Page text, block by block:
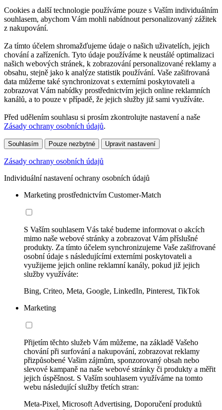
Cookies a další technologie používáme pouze s Vaším individuálním
souhlasem, abychom Vám mohli nabídnout personalizovaný zážitek
z nakupování.
Za tímto účelem shromažďujeme údaje o našich uživatelích, jejich
chování a zařízeních. Tyto údaje používáme k neustálé optimalizaci
našich webových stránek, k zobrazování personalizované reklamy a
obsahu, stejně jako k analýze statistik používání. Vaše zašifrovaná
data můžeme také synchronizovat s externími poskytovateli a
zobrazovat Vám nabídky prostřednictvím jejich online reklamních
kanálů, a to pouze v případě, že jejich služby již sami využíváte.
Před udělením souhlasu si prosím zkontrolujte nastavení a naše
Zásady ochrany osobních údajů.
Souhlasím Pouze nezbytné Upravit nastavení
Zásady ochrany osobních údajů
Individuální nastavení ochrany osobních údajů
Marketing prostřednictvím Customer-Match
S Vaším souhlasem Vás také budeme informovat o akcích
mimo naše webové stránky a zobrazovat Vám příslušné
produkty. Za tímto účelem synchronizujeme Vaše zašifrované
osobní údaje s následujícími externími poskytovateli a
využijeme jejich online reklamní kanály, pokud již jejich
služby využíváte:
Bing, Criteo, Meta, Google, LinkedIn, Pinterest, TikTok
Marketing
Přijetím těchto služeb Vám můžeme, na základě Vašeho
chování při surfování a nakupování, zobrazovat reklamy
přizpůsobené Vašim zájmům, sponzorovaný obsah nebo
slevové kampaně na naše webové stránky či produkty a měřit
jejich úspěšnost. S Vaším souhlasem využíváme na tomto
webu následující služby třetích stran:
Meta-Pixel, Microsoft Advertising, Doporučení produktů